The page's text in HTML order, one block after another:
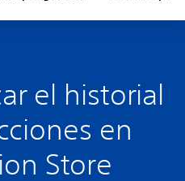
el historial
en
Store